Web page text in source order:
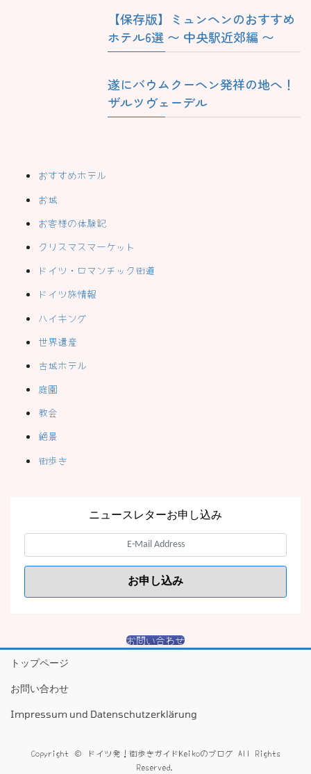
【保存版】ミュンヘンのおすすめ
ホテル6選 〜 中央駅近郊編 〜
遂にバウムクーヘン発祥の地へ！
ザルツヴェーデル
おすすめホテル
お城
お客様の体験記
クリスマスマーケット
ドイツ・ロマンチック街道
ドイツ旅情報
ハイキング
世界遺産
古城ホテル
庭園
教会
絶景
街歩き
ニュースレターお申し込み
お問い合わせ
トップページ
お問い合わせ
Impressum und Datenschutzerklärung
Copyright © ドイツ発！街歩きガイドKeikoのブログ All Rights
Reserved.